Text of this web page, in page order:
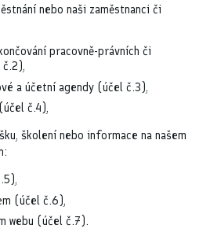
nebo naši zaměstnanci či
pracovně-právních či
č.2),
a účetní agendy (účel č.3),
č.4),
školení nebo informace na našem
(účel č.6),
webu (účel č.7).